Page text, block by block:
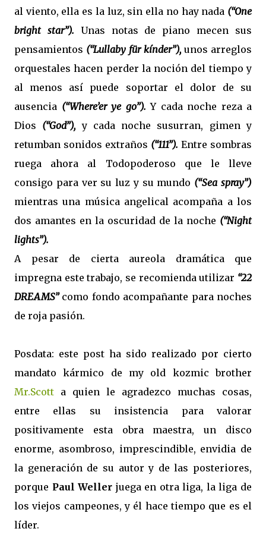
al viento, ella es la luz, sin ella no hay nada (“One
bright star”). Unas notas de piano mecen sus
pensamientos (“Lullaby für kínder”), unos arreglos
orquestales hacen perder la noción del tiempo y
al menos así puede soportar el dolor de su
ausencia (“Where’er ye go”). Y cada noche reza a
Dios (“God”), y cada noche susurran, gimen y
retumban sonidos extraños (“111”). Entre sombras
ruega ahora al Todopoderoso que le lleve
consigo para ver su luz y su mundo (“Sea spray”)
mientras una música angelical acompaña a los
dos amantes en la oscuridad de la noche (“Night
lights”).
A pesar de cierta aureola dramática que
impregna este trabajo, se recomienda utilizar “22
DREAMS”como fondo acompañante para noches
de roja pasión.
Posdata: este post ha sido realizado por cierto
mandato kármico de my old kozmic brother
Mr.Scott a quien le agradezco muchas cosas,
entre ellas su insistencia para valorar
positivamente esta obra maestra, un disco
enorme, asombroso, imprescindible, envidia de
la generación de su autor y de las posteriores,
porque Paul Weller juega en otra liga, la liga de
los viejos campeones, y él hace tiempo que es el
líder.